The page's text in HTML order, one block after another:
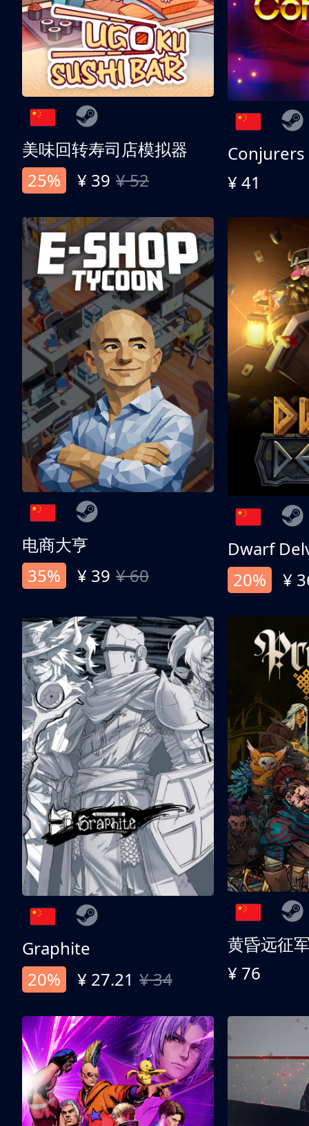
美味回转寿司店模拟器
25%
¥ 39 ¥ 52
Conjurers
¥ 41
电商大亨
35%
¥ 39 ¥ 60
Dwarf
20%
¥
Graphite
20%
¥ 27.21 ¥ 34
黄昏远征
¥ 76